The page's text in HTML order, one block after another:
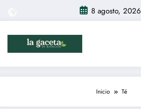
contenido
8 agosto, 2026
Inicio Té